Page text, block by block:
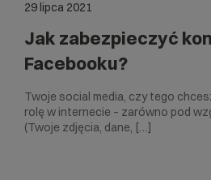
29 lipca 2021
Jak zabezpieczyć
Facebooku?
Twoje social media, czy tego
rolę w internecie – zarówno pod
(Twoje zdjęcia, dane, […]